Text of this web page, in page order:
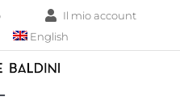
Il mio account
English